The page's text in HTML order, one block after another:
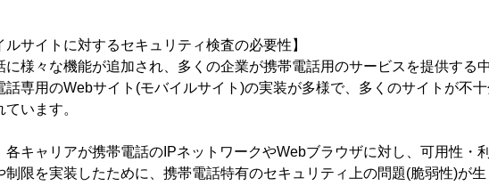
ルサイトに対するセキュリティ検査の必要性】
に様々な機能が追加され、多くの企業が携帯電話用のサービスを提供する
話専用のWebサイト(モバイルサイト)の実装が多様で、多くのサイトが不
います。
各キャリアが携帯電話のIPネットワークやWebブラウザに対し、可用性・
制限を実装したために、携帯電話特有のセキュリティ上の問題(脆弱性)が